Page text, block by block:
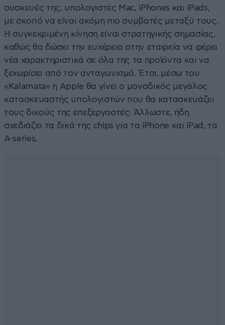
συσκευές της, υπολογιστές Mac, iPhones και iPads,
με σκοπό να είναι ακόμη πιο συμβατές μεταξύ τους.
Η συγκεκριμένη κίνηση είναι στρατηγικής σημασίας,
καθώς θα δώσει την ευχέρεια στην εταιρεία να φέρει
νέα χαρακτηριστικά σε όλα της τα προϊόντα και να
ξεχωρίσει από τον ανταγωνισμό. Έτσι, μέσω του
«Kalamata» η Apple θα γίνει ο μοναδικός μεγάλος
κατασκευαστής υπολογιστών που θα κατασκευάζει
τους δικούς της επεξεργαστές. Άλλωστε, ήδη
σχεδιάζει τα δικά της chips για τα iPhone και iPad, τα
A-series.